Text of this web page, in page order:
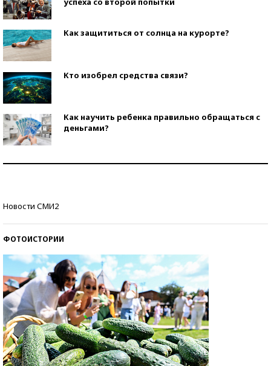
Как защититься от солнца на курорте?
Кто изобрел средства связи?
Как научить ребенка правильно обращаться с
деньгами?
Новости СМИ2
ФОТОИСТОРИИ